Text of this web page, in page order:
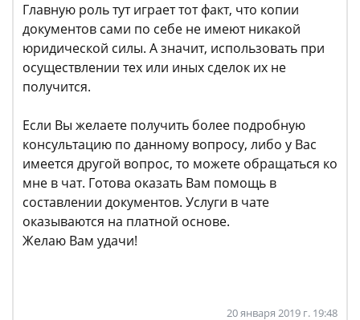
Главную роль тут играет тот факт, что копии
документов сами по себе не имеют никакой
юридической силы. А значит, использовать при
осуществлении тех или иных сделок их не
получится.
Если Вы желаете получить более подробную
консультацию по данному вопросу, либо у Вас
имеется другой вопрос, то можете обращаться ко
мне в чат. Готова оказать Вам помощь в
составлении документов. Услуги в чате
оказываются на платной основе.
Желаю Вам удачи!
20 января 2019 г. 19:48